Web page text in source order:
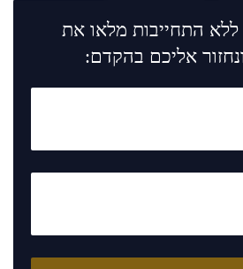
ללא התחייבות מלאו את
אליכם בהקדם: